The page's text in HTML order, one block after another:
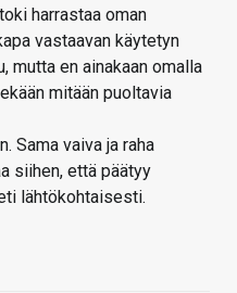
harrastaa oman
vastaavan käytetyn
mutta en ainakaan omalla
mitään puoltavia
Sama vaiva ja raha
siihen, että päätyy
lähtökohtaisesti.